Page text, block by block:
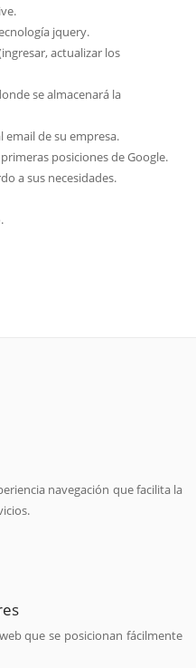
jquery.
actualizar los
se almacenará la
de su empresa.
posiciones de Google.
a sus necesidades.
navegación que facilita la
que se posicionan fácilmente